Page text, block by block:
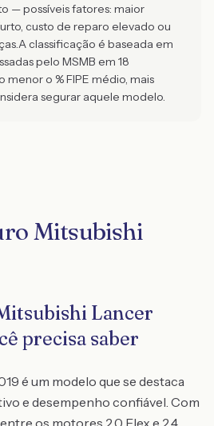
— possíveis fatores: maior
custo de reparo elevado ou
A classificação é baseada em
pelo MSMB em 18
o % FIPE médio, mais
segurar aquele modelo.
Mitsubishi
Lancer
precisa saber
é um modelo que se destaca
e desempenho confiável. Com
os motores 2.0 Flex e 2.4,